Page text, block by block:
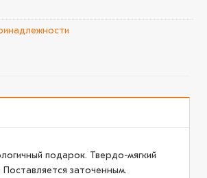
подарок. Твердо-мягкий
Поставляется заточенным.